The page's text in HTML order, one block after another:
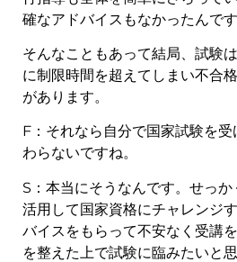
確なアドバイスもなかったんです
そんなこともあって結局、試験
に制限時間を超えてしまい不合
があります。
F：それなら自分で国家試験を
わらないですね。
S：本当にそうなんです。せっ
活用して国家資格にチャレンジ
バイスをもらって不安なく受講
を整えた上で試験に臨みたいと思